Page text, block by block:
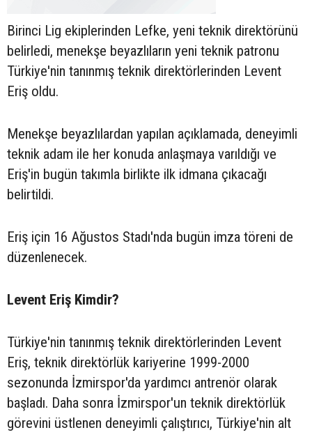
Birinci Lig ekiplerinden Lefke, yeni teknik direktörünü
belirledi, menekşe beyazlıların yeni teknik patronu
Türkiye'nin tanınmış teknik direktörlerinden Levent
Eriş oldu.
Menekşe beyazlılardan yapılan açıklamada, deneyimli
teknik adam ile her konuda anlaşmaya varıldığı ve
Eriş'in bugün takımla birlikte ilk idmana çıkacağı
belirtildi.
Eriş için 16 Ağustos Stadı'nda bugün imza töreni de
düzenlenecek.
Levent Eriş Kimdir?
Türkiye'nin tanınmış teknik direktörlerinden Levent
Eriş, teknik direktörlük kariyerine 1999-2000
sezonunda İzmirspor'da yardımcı antrenör olarak
başladı. Daha sonra İzmirspor'un teknik direktörlük
görevini üstlenen deneyimli çalıştırıcı, Türkiye'nin alt